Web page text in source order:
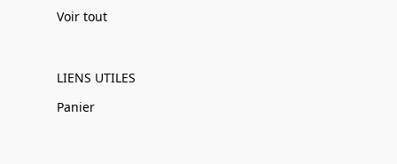
Voir tout
LIENS UTILES
Panier